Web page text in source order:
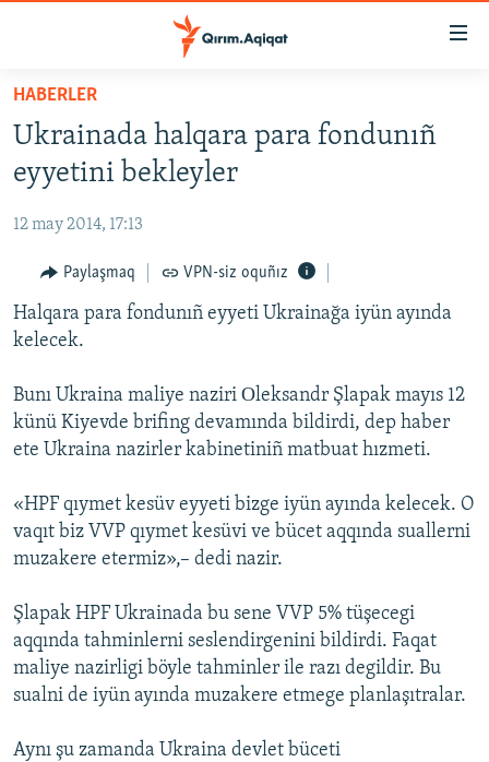
Esas
qaytmaq
Baş
navigatsiyağa
qaytmaq
qaytmaq
HABERLER
İQTİSADİYAT
CEMİYET
MEDENİYET
İNSAN AQLARI
VİDEO
SÜRET
BLOGLAR
Русский
Українською
QOŞULIÑIZ!
HABERLER
Ukrainada halqara para fondunıñ
eyyetini bekleyler
12 may 2014, 17:13
Paylaşmaq VPN-siz oquñız
Halqara para fondunıñ eyyeti Ukrainağa iyün ayında
kelecek.
Bunı Ukraina maliye naziri Оleksandr Şlapak mayıs 12
künü Kiyevde brifing devamında bildirdi, dep haber
ete Ukraina nazirler kabinetiniñ matbuat hızmeti.
«HPF qıymet kesüv eyyeti bizge iyün ayında kelecek. O
vaqıt biz VVP qıymet kesüvi ve bücet aqqında suallerni
muzakere etermiz»,– dedi nazir.
Şlapak HPF Ukrainada bu sene VVP 5% tüşecegi
aqqında tahminlerni seslendirgenini bildirdi. Faqat
maliye nazirligi böyle tahminler ile razı degildir. Bu
sualni de iyün ayında muzakere etmege planlaşıtralar.
Aynı şu zamanda Ukraina devlet büceti